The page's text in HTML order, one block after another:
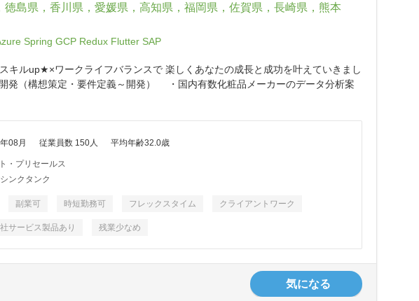
島県，香川県，愛媛県，高知県，福岡県，佐賀県，長崎県，熊本
Spring GCP Redux Flutter SAP
ルup★×ワークライフバランスで 楽しくあなたの成長と成功を叶えていきまし
（構想策定・要件定義～開発） ・国内有数化粧品メーカーのデータ分析案
08月 従業員数 150人 平均年齢32.0歳
・プリセールス
ンクタンク
副業可 時短勤務可 フレックスタイム クライアントワーク
サービス製品あり 残業少なめ
気になる